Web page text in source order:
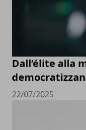
Dall’élite alla
22/07/2025